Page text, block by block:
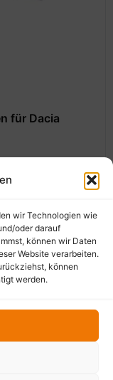
wir Technologien wie
oder darauf
können wir Daten
Website verarbeiten.
können
werden.
für Dacia